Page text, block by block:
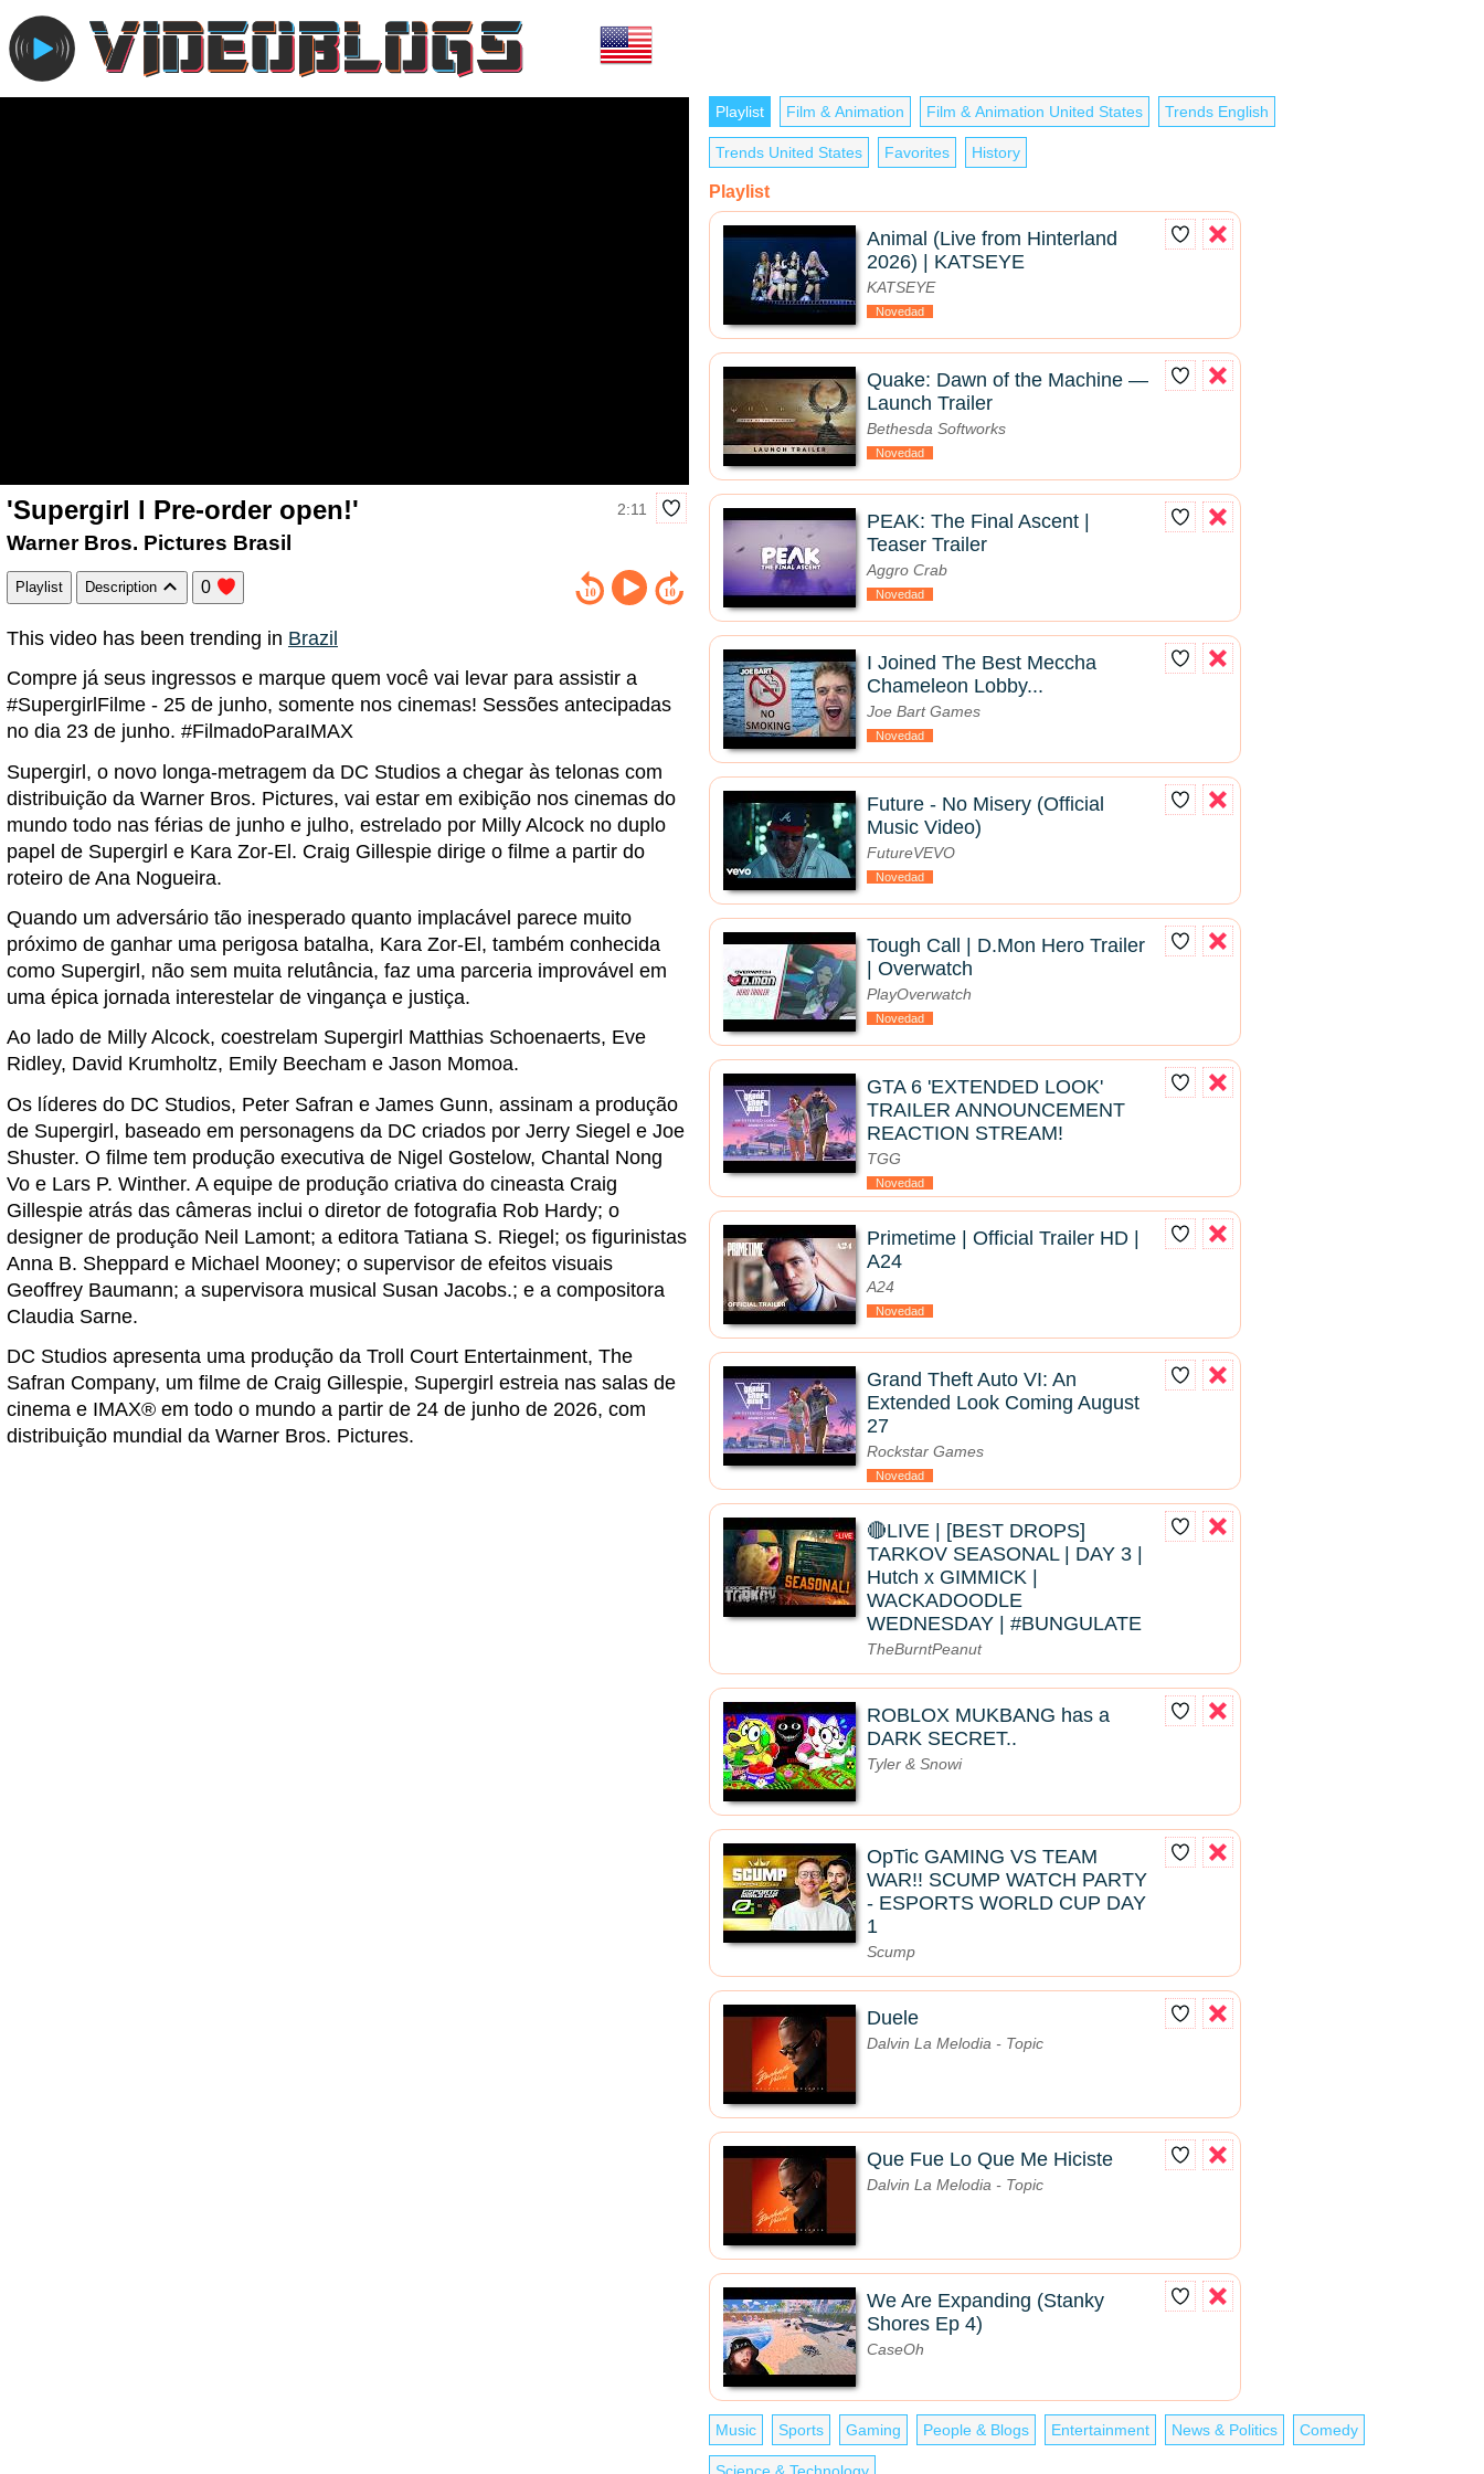
'Supergirl l Pre-order open!' 2:11
Warner Bros. Pictures Brasil
Playlist Description 0
This video has been trending in Brazil
Compre já seus ingressos e marque quem você vai levar para assistir a
#SupergirlFilme - 25 de junho, somente nos cinemas! Sessões antecipadas
no dia 23 de junho. #FilmadoParaIMAX
Supergirl, o novo longa-metragem da DC Studios a chegar às telonas com
distribuição da Warner Bros. Pictures, vai estar em exibição nos cinemas do
mundo todo nas férias de junho e julho, estrelado por Milly Alcock no duplo
papel de Supergirl e Kara Zor-El. Craig Gillespie dirige o filme a partir do
roteiro de Ana Nogueira.
Quando um adversário tão inesperado quanto implacável parece muito
próximo de ganhar uma perigosa batalha, Kara Zor-El, também conhecida
como Supergirl, não sem muita relutância, faz uma parceria improvável em
uma épica jornada interestelar de vingança e justiça.
Ao lado de Milly Alcock, coestrelam Supergirl Matthias Schoenaerts, Eve
Ridley, David Krumholtz, Emily Beecham e Jason Momoa.
Os líderes do DC Studios, Peter Safran e James Gunn, assinam a produção
de Supergirl, baseado em personagens da DC criados por Jerry Siegel e Joe
Shuster. O filme tem produção executiva de Nigel Gostelow, Chantal Nong
Vo e Lars P. Winther. A equipe de produção criativa do cineasta Craig
Gillespie atrás das câmeras inclui o diretor de fotografia Rob Hardy; o
designer de produção Neil Lamont; a editora Tatiana S. Riegel; os figurinistas
Anna B. Sheppard e Michael Mooney; o supervisor de efeitos visuais
Geoffrey Baumann; a supervisora musical Susan Jacobs.; e a compositora
Claudia Sarne.
DC Studios apresenta uma produção da Troll Court Entertainment, The
Safran Company, um filme de Craig Gillespie, Supergirl estreia nas salas de
cinema e IMAX® em todo o mundo a partir de 24 de junho de 2026, com
distribuição mundial da Warner Bros. Pictures.
Playlist Film & Animation Film & Animation United States Trends English
Trends United States Favorites History
Playlist
Animal (Live from Hinterland
2026) | KATSEYE
KATSEYE
Novedad
Quake: Dawn of the Machine —
Launch Trailer
Bethesda Softworks
Novedad
PEAK: The Final Ascent |
Teaser Trailer
Aggro Crab
Novedad
I Joined The Best Meccha
Chameleon Lobby...
Joe Bart Games
Novedad
Future - No Misery (Official
Music Video)
FutureVEVO
Novedad
Tough Call | D.Mon Hero Trailer
| Overwatch
PlayOverwatch
Novedad
GTA 6 'EXTENDED LOOK'
TRAILER ANNOUNCEMENT
REACTION STREAM!
TGG
Novedad
Primetime | Official Trailer HD |
A24
A24
Novedad
Grand Theft Auto VI: An
Extended Look Coming August
27
Rockstar Games
Novedad
🔴LIVE | [BEST DROPS]
TARKOV SEASONAL | DAY 3 |
Hutch x GIMMICK |
WACKADOODLE
WEDNESDAY | #BUNGULATE
TheBurntPeanut
ROBLOX MUKBANG has a
DARK SECRET..
Tyler & Snowi
OpTic GAMING VS TEAM
WAR!! SCUMP WATCH PARTY
- ESPORTS WORLD CUP DAY
1
Scump
Duele
Dalvin La Melodia - Topic
Que Fue Lo Que Me Hiciste
Dalvin La Melodia - Topic
We Are Expanding (Stanky
Shores Ep 4)
CaseOh
Music Sports Gaming People & Blogs Entertainment News & Politics Comedy